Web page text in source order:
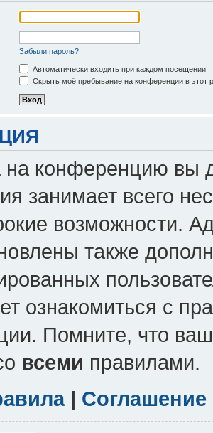
Забыли пароль?
Автоматически входить при каждом посещении
Скрыть моё пребывание на конференции в этот
на конференцию вы
занимает всего
возможности.
также
ознакомиться с
Помните, что
всеми правилами.
|